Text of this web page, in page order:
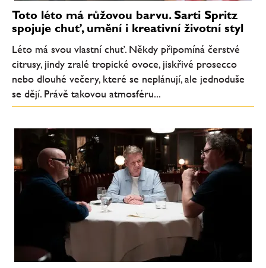
Toto léto má růžovou barvu. Sarti Spritz
spojuje chuť, umění i kreativní životní styl
Léto má svou vlastní chuť. Někdy připomíná čerstvé
citrusy, jindy zralé tropické ovoce, jiskřivé prosecco
nebo dlouhé večery, které se neplánují, ale jednoduše
se dějí. Právě takovou atmosféru...